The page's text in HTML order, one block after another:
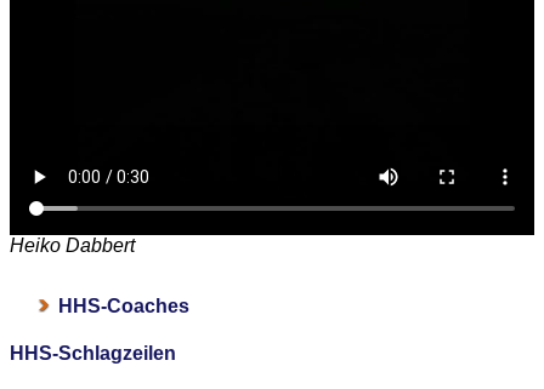
Heiko Dabbert
HHS-Coaches
HHS-Schlagzeilen